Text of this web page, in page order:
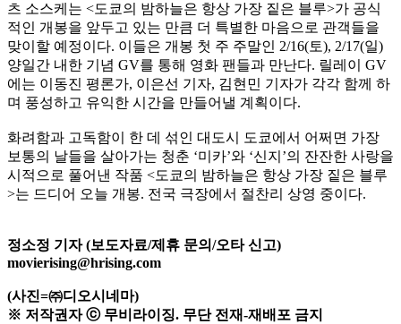
츠 소스케는 <도쿄의 밤하늘은 항상 가장 짙은 블루>가 공식
적인 개봉을 앞두고 있는 만큼 더 특별한 마음으로 관객들을
맞이할 예정이다. 이들은 개봉 첫 주 주말인 2/16(토), 2/17(일)
양일간 내한 기념 GV를 통해 영화 팬들과 만난다. 릴레이 GV
에는 이동진 평론가, 이은선 기자, 김현민 기자가 각각 함께 하
며 풍성하고 유익한 시간을 만들어낼 계획이다.
화려함과 고독함이 한 데 섞인 대도시 도쿄에서 어쩌면 가장
보통의 날들을 살아가는 청춘 ‘미카’와 ‘신지’의 잔잔한 사랑을
시적으로 풀어낸 작품 <도쿄의 밤하늘은 항상 가장 짙은 블루
>는 드디어 오늘 개봉. 전국 극장에서 절찬리 상영 중이다.
정소정 기자 (보도자료/제휴 문의/오타 신고)
movierising@hrising.com
(사진=㈜디오시네마)
※ 저작권자 ⓒ 무비라이징. 무단 전재-재배포 금지